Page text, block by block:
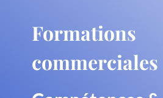
Formations
commerciales